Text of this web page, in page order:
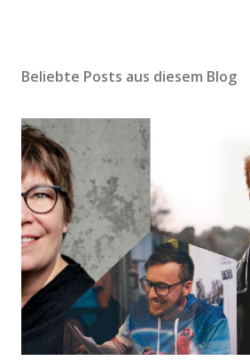
Beliebte Posts aus diesem Blog